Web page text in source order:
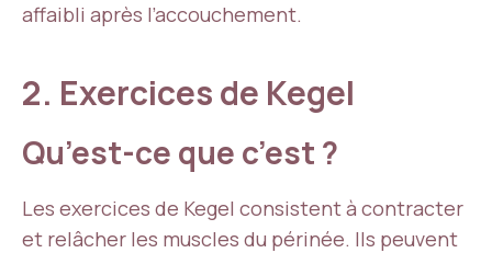
affaibli après l’accouchement.
2. Exercices de Kegel
Qu’est-ce que c’est ?
Les exercices de Kegel consistent à contracter
et relâcher les muscles du périnée. Ils peuvent